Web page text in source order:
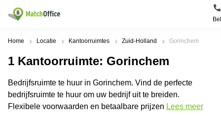
Bel
Huren / Verhuren
Productpagina's
Kantoorruimten
Business
Centers
Populaire
Alkmaar
Amsterdam
Populaire
Kantoorruimte
in Breda
Help
Over ons
Home Locatie Kantoorruimtes Zuid-Holland Gorinchem
1 Kantoorruimte: Gorinchem
Bedrijfsruimte te huur in Gorinchem. Vind de perfecte
bedrijfsruimte te huur om uw bedrijf uit te breiden.
Flexibele voorwaarden en betaalbare prijzen Lees meer